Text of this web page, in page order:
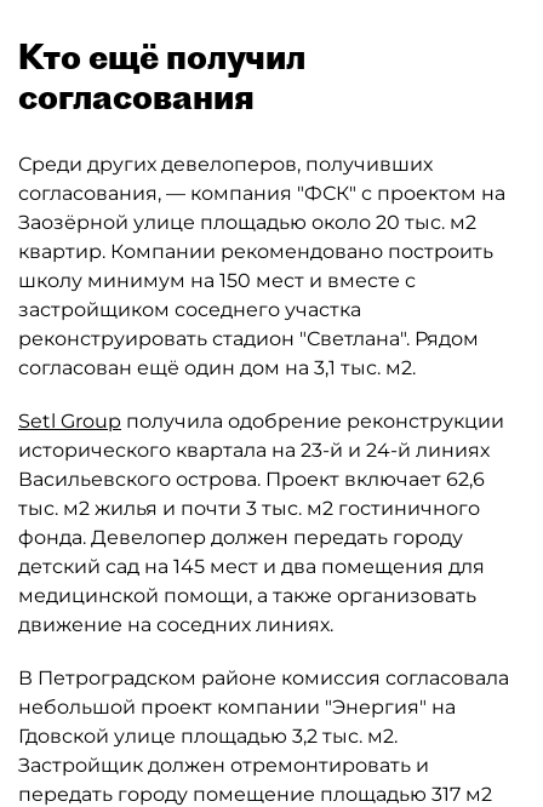
Кто ещё получил
согласования
Среди других девелоперов, получивших
согласования, — компания "ФСК" с проектом на
Заозёрной улице площадью около 20 тыс. м2
квартир. Компании рекомендовано построить
школу минимум на 150 мест и вместе с
застройщиком соседнего участка
реконструировать стадион "Светлана". Рядом
согласован ещё один дом на 3,1 тыс. м2.
Setl Group получила одобрение реконструкции
исторического квартала на 23-й и 24-й линиях
Васильевского острова. Проект включает 62,6
тыс. м2 жилья и почти 3 тыс. м2 гостиничного
фонда. Девелопер должен передать городу
детский сад на 145 мест и два помещения для
медицинской помощи, а также организовать
движение на соседних линиях.
В Петроградском районе комиссия согласовала
небольшой проект компании "Энергия" на
Гдовской улице площадью 3,2 тыс. м2.
Застройщик должен отремонтировать и
передать городу помещение площадью 317 м2